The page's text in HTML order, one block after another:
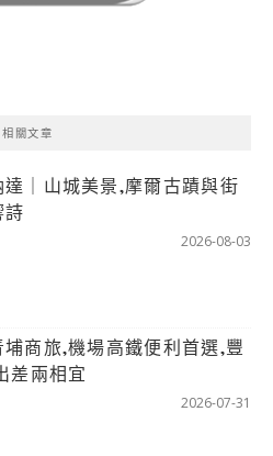
相關文章
｜山城美景,摩爾古蹟與街
詩
2026-08-03
商旅,機場高鐵便利首選,豐
差兩相宜
2026-07-31